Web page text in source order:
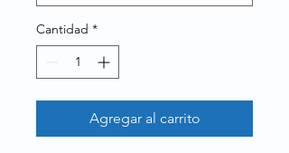
Cantidad *
Agregar al carrito